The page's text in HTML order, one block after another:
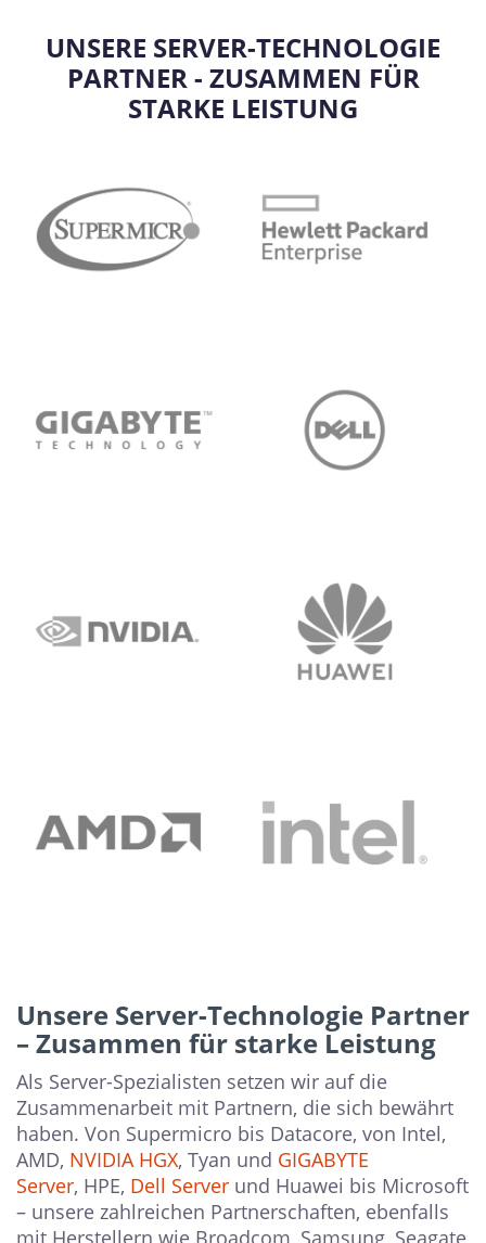
UNSERE SERVER-TECHNOLOGIE
PARTNER - ZUSAMMEN FÜR
STARKE LEISTUNG
Unsere Server-Technologie Partner
– Zusammen für starke Leistung
Als Server-Spezialisten setzen wir auf die
Zusammenarbeit mit Partnern, die sich bewährt
haben. Von Supermicro bis Datacore, von Intel,
AMD, NVIDIA HGX, Tyan und GIGABYTE
Server, HPE, Dell Server und Huawei bis Microsoft
– unsere zahlreichen Partnerschaften, ebenfalls